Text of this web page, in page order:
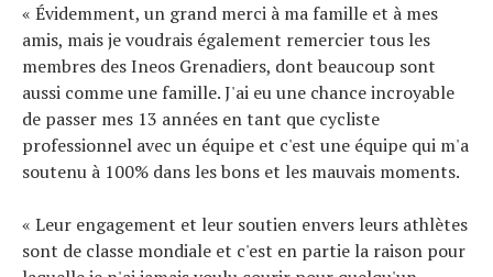
« Évidemment, un grand merci à ma famille et à mes
amis, mais je voudrais également remercier tous les
membres des Ineos Grenadiers, dont beaucoup sont
aussi comme une famille. J'ai eu une chance incroyable
de passer mes 13 années en tant que cycliste
professionnel avec un équipe et c'est une équipe qui m'a
soutenu à 100% dans les bons et les mauvais moments.
« Leur engagement et leur soutien envers leurs athlètes
sont de classe mondiale et c'est en partie la raison pour